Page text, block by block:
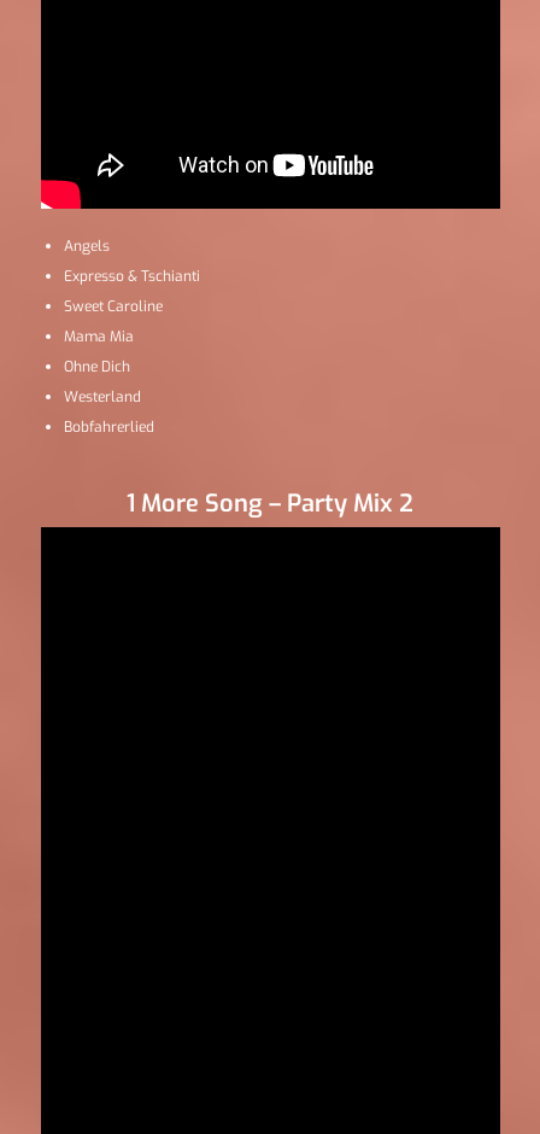
Angels
Expresso & Tschianti
Sweet Caroline
Mama Mia
Ohne Dich
Westerland
Bobfahrerlied
1 More Song – Party Mix 2